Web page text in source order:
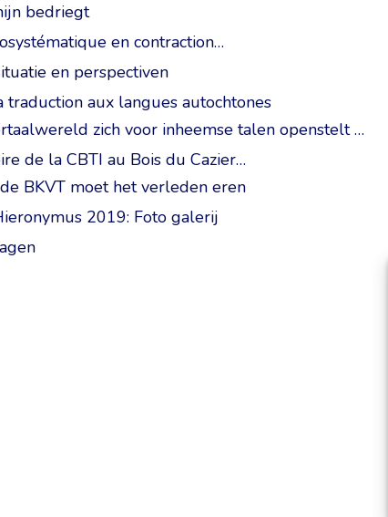
bedriegt
en contraction…
en perspectiven
aux langues autochtones
zich voor inheemse talen openstelt …
de la CBTI au Bois du Cazier…
BKVT moet het verleden eren
2019: Foto galerij